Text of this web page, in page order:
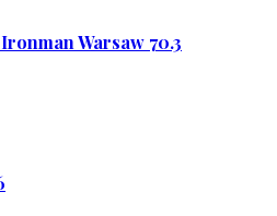
Warsaw 70.3